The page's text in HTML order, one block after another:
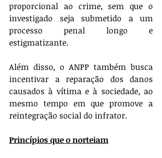
proporcional ao crime, sem que o
investigado seja submetido a um
processo penal longo e
estigmatizante.
Além disso, o ANPP também busca
incentivar a reparação dos danos
causados à vítima e à sociedade, ao
mesmo tempo em que promove a
reintegração social do infrator.
Princípios que o norteiam